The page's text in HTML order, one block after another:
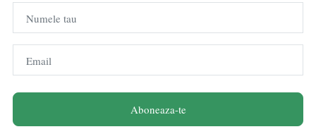
Numele tau
Email
Aboneaza-te